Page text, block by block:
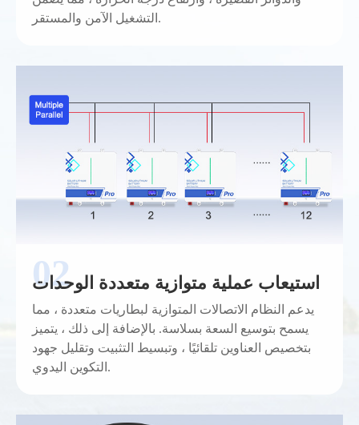
التشغيل الآمن والمستقر.
استيعاب عملية متوازية متعددة الوحدات
يدعم النظام الاتصالات المتوازية لبطاريات متعددة ، مما
يسمح بتوسيع السعة بسلاسة. بالإضافة إلى ذلك ، يتميز
بتخصيص العناوين تلقائيًا ، وتبسيط التثبيت وتقليل جهود
التكوين اليدوي.